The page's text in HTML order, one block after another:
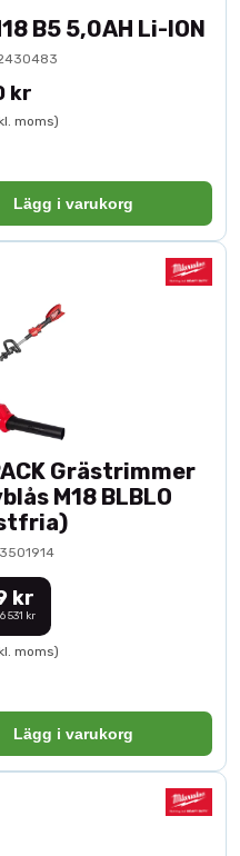
B5 5,0AH Li-ION
kr
moms)
Lägg i varukorg
Grästrimmer
M18 BLBLO
kr
531 kr
moms)
Lägg i varukorg